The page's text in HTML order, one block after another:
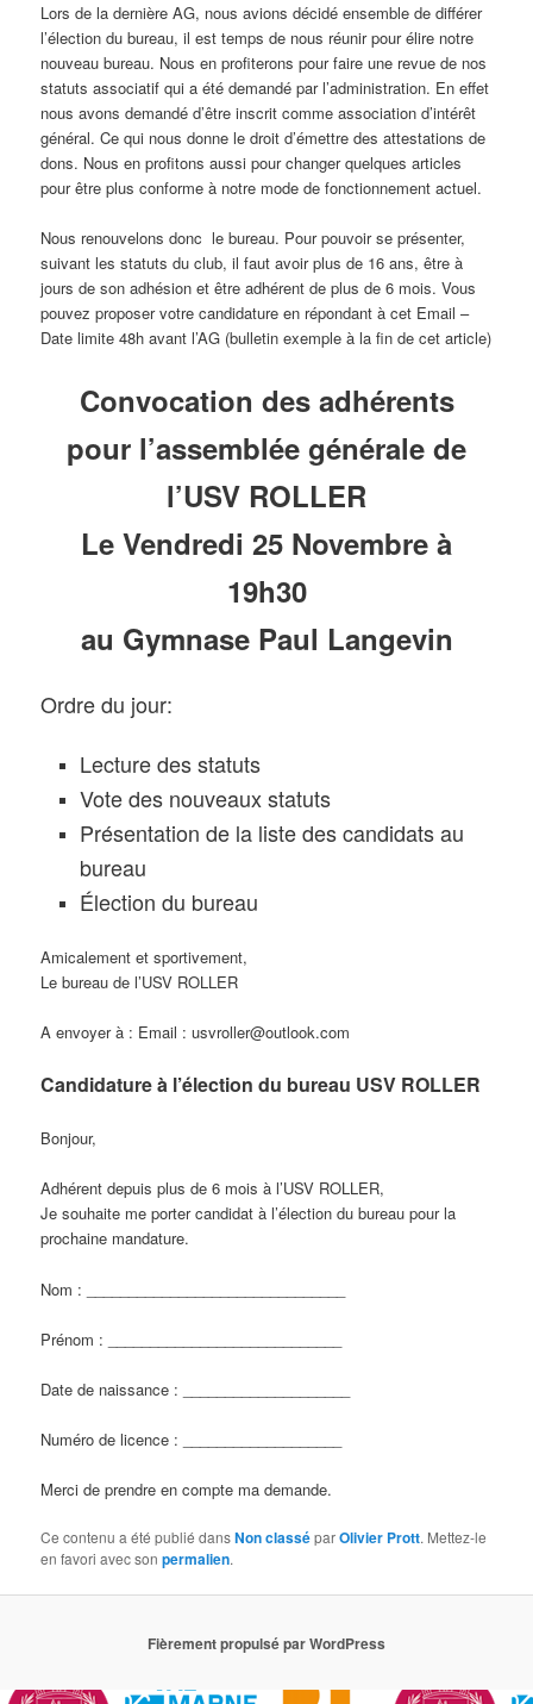
Lors de la dernière AG, nous avions décidé ensemble de différer
l’élection du bureau, il est temps de nous réunir pour élire notre
nouveau bureau. Nous en profiterons pour faire une revue de nos
statuts associatif qui a été demandé par l’administration. En effet
nous avons demandé d’être inscrit comme association d’intérêt
général. Ce qui nous donne le droit d’émettre des attestations de
dons. Nous en profitons aussi pour changer quelques articles
pour être plus conforme à notre mode de fonctionnement actuel.
Nous renouvelons donc le bureau. Pour pouvoir se présenter,
suivant les statuts du club, il faut avoir plus de 16 ans, être à
jours de son adhésion et être adhérent de plus de 6 mois. Vous
pouvez proposer votre candidature en répondant à cet Email –
Date limite 48h avant l’AG (bulletin exemple à la fin de cet article)
Convocation des adhérents
pour l’assemblée générale de
l’USV ROLLER
Le Vendredi 25 Novembre à
19h30
au Gymnase Paul Langevin
Ordre du jour:
Lecture des statuts
Vote des nouveaux statuts
Présentation de la liste des candidats au
bureau
Élection du bureau
Amicalement et sportivement,
Le bureau de l’USV ROLLER
A envoyer à : Email : usvroller@outlook.com
Candidature à l’élection du bureau USV ROLLER
Bonjour,
Adhérent depuis plus de 6 mois à l’USV ROLLER,
Je souhaite me porter candidat à l’élection du bureau pour la
prochaine mandature.
Nom : _______________________________
Prénom : ____________________________
Date de naissance : ____________________
Numéro de licence : ___________________
Merci de prendre en compte ma demande.
Ce contenu a été publié dansNon classéparOlivier Prott. Mettez-le
en favori avec sonpermalien.
Fièrement propulsé par WordPress